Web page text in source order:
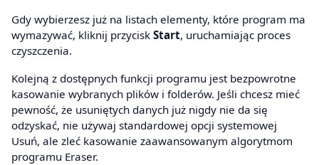
Gdy wybierzesz już na listach elementy, które program ma
wymazywać, kliknij przycisk Start, uruchamiając proces
czyszczenia.
Kolejną z dostępnych funkcji programu jest bezpowrotne
kasowanie wybranych plików i folderów. Jeśli chcesz mieć
pewność, że usuniętych danych już nigdy nie da się
odzyskać, nie używaj standardowej opcji systemowej
Usuń, ale zleć kasowanie zaawansowanym algorytmom
programu Eraser.